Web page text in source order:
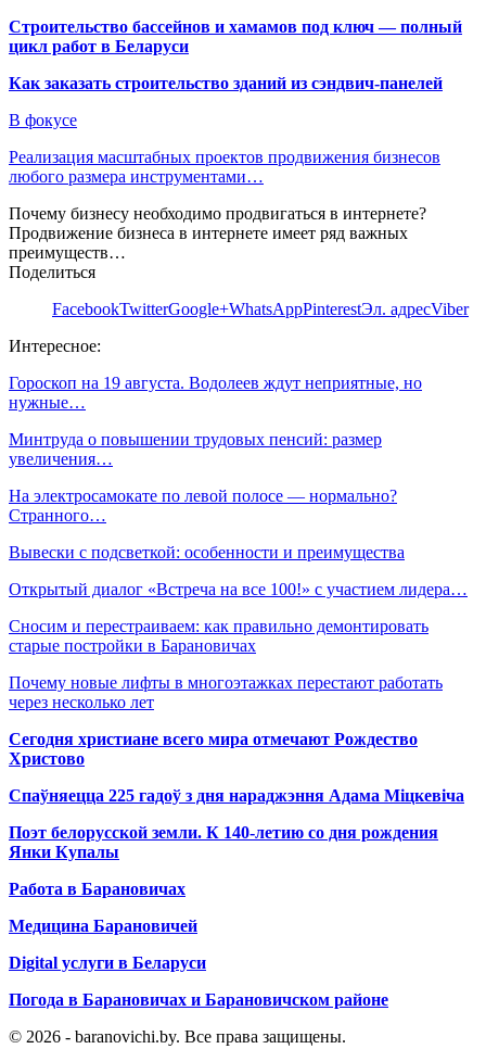
Строительство бассейнов и хамамов под ключ — полный
цикл работ в Беларуси
Как заказать строительство зданий из сэндвич-панелей
В фокусе
Реализация масштабных проектов продвижения бизнесов
любого размера инструментами…
Почему бизнесу необходимо продвигаться в интернете?
Продвижение бизнеса в интернете имеет ряд важных
преимуществ…
Поделиться
FacebookTwitterGoogle+WhatsAppPinterestЭл. адресViber
Интересное:
Гороскоп на 19 августа. Водолеев ждут неприятные, но
нужные…
Минтруда о повышении трудовых пенсий: размер
увеличения…
На электросамокате по левой полосе — нормально?
Странного…
Вывески с подсветкой: особенности и преимущества
Открытый диалог «Встреча на все 100!» с участием лидера…
Сносим и перестраиваем: как правильно демонтировать
старые постройки в Барановичах
Почему новые лифты в многоэтажках перестают работать
через несколько лет
Сегодня христиане всего мира отмечают Рождество
Христово
Спаўняецца 225 гадоў з дня нараджэння Адама Міцкевіча
Поэт белорусской земли. К 140-летию со дня рождения
Янки Купалы
Работа в Барановичах
Медицина Барановичей
Digital услуги в Беларуси
Погода в Барановичах и Барановичском районе
© 2026 - baranovichi.by. Все права защищены.